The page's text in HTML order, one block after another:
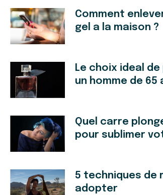
Comment
gel a la maison ?
Le choix ideal
un homme de 65
Quel carre
pour sublimer
5 techniques de
adopter